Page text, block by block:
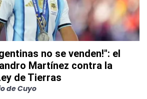
no se venden!": el
Martínez contra la
de Tierras
de Cuyo